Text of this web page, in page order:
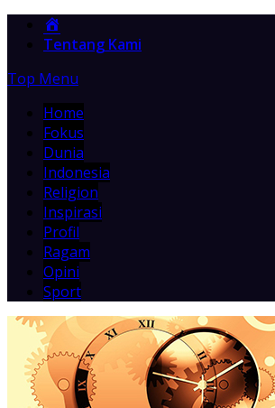
Tentang Kami
Top Menu
Home
Fokus
Dunia
Indonesia
Religion
Inspirasi
Profil
Ragam
Opini
Sport